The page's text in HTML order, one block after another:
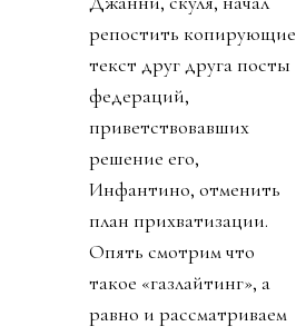
репостить копирующие
текст друг друга посты
федераций,
приветствовавших
решение его,
Инфантино, отменить
план прихватизации.
Опять смотрим что
такое «газлайтинг», а
равно и рассматриваем